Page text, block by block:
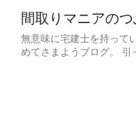
間取りマニアのつ
無意味に宅建士を持って
めてさまようブログ。 引